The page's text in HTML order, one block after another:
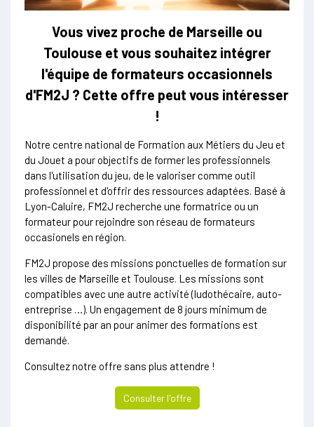
Vous vivez proche de Marseille ou
Toulouse et vous souhaitez intégrer
l'équipe de formateurs occasionnels
d'FM2J ? Cette offre peut vous intéresser
!
Notre centre national de Formation aux Métiers du Jeu et
du Jouet a pour objectifs de former les professionnels
dans l'utilisation du jeu, de le valoriser comme outil
professionnel et d'offrir des ressources adaptées. Basé à
Lyon-Caluire, FM2J recherche une formatrice ou un
formateur pour rejoindre son réseau de formateurs
occasionels en région.
FM2J propose des missions ponctuelles de formation sur
les villes de Marseille et Toulouse. Les missions sont
compatibles avec une autre activité (ludothécaire, auto-
entreprise …). Un engagement de 8 jours minimum de
disponibilité par an pour animer des formations est
demandé.
Consultez notre offre sans plus attendre !
Consulter l'offre